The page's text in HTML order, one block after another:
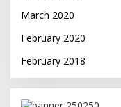
March 2020
February 2020
February 2018